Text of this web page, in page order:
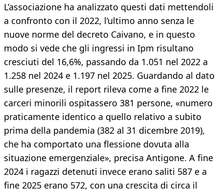
L’associazione ha analizzato questi dati mettendoli
a confronto con il 2022, l’ultimo anno senza le
nuove norme del decreto Caivano, e in questo
modo si vede che gli ingressi in Ipm risultano
cresciuti del 16,6%, passando da 1.051 nel 2022 a
1.258 nel 2024 e 1.197 nel 2025. Guardando al dato
sulle presenze, il report rileva come a fine 2022 le
carceri minorili ospitassero 381 persone, «numero
praticamente identico a quello relativo a subito
prima della pandemia (382 al 31 dicembre 2019),
che ha comportato una flessione dovuta alla
situazione emergenziale», precisa Antigone. A fine
2024 i ragazzi detenuti invece erano saliti 587 e a
fine 2025 erano 572, con una crescita di circa il